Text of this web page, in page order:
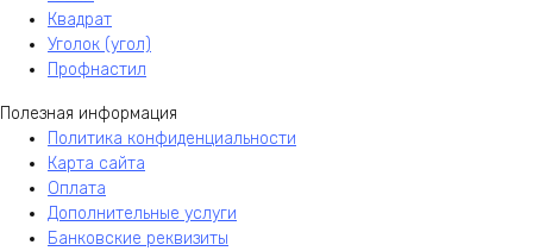
Квадрат
Уголок (угол)
Профнастил
Полезная информация
Политика конфиденциальности
Карта сайта
Оплата
Дополнительные услуги
Банковские реквизиты